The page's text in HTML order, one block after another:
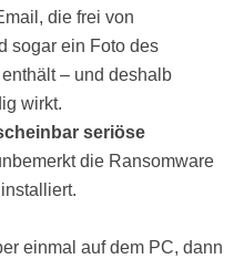
die frei von
sogar ein Foto des
– und deshalb
wirkt.
seriöse
die Ransomware
einmal auf dem PC, dann